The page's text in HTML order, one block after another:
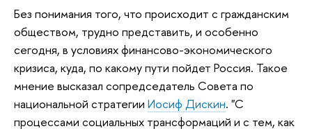
Без понимания того, что происходит с гражданским
обществом, трудно представить, и особенно
сегодня, в условиях финансово-экономического
кризиса, куда, по какому пути пойдет Россия. Такое
мнение высказал сопредседатель Совета по
национальной стратегии Иосиф Дискин. "С
процессами социальных трансформаций и с тем, как